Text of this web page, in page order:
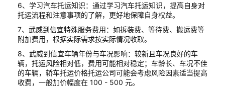
6、学习汽车托运知识：通过学习汽车托运知识，提高自身对
托运流程和注意事项的了解，更好地保障自身权益。
7、武威到信宜特殊服务费用：如拆装费、等待费、搬运费等
附加费用，根据实际需求按实际情况收取。
8、武威到信宜车辆年份与车况影响：较新且车况良好的车
辆，托运风险相对低，费用可能相对稳定；车龄长、车况不佳
的车辆，轿车托运价格托运公司可能会考虑风险因素适当提高
收费，一般加价幅度在 100 - 500 元。